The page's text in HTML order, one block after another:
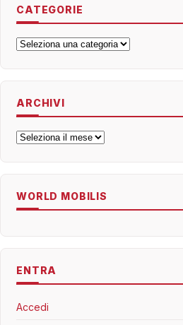
CATEGORIE
Categorie
ARCHIVI
Archivi
WORLD MOBILIS
ENTRA
Accedi